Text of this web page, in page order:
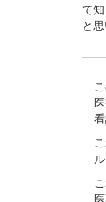
て
と思